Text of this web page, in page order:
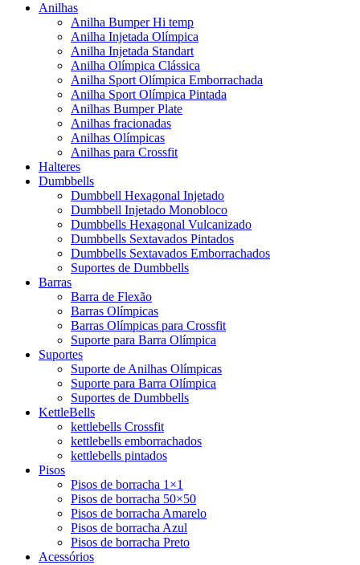
Anilhas
Anilha Bumper Hi temp
Anilha Injetada Olímpica
Anilha Injetada Standart
Anilha Olímpica Clássica
Anilha Sport Olímpica Emborrachada
Anilha Sport Olímpica Pintada
Anilhas Bumper Plate
Anilhas fracionadas
Anilhas Olímpicas
Anilhas para Crossfit
Halteres
Dumbbells
Dumbbell Hexagonal Injetado
Dumbbell Injetado Monobloco
Dumbbells Hexagonal Vulcanizado
Dumbbells Sextavados Pintados
Dumbbells Sextavados Emborrachados
Suportes de Dumbbells
Barras
Barra de Flexão
Barras Olímpicas
Barras Olímpicas para Crossfit
Suporte para Barra Olímpica
Suportes
Suporte de Anilhas Olímpicas
Suporte para Barra Olímpica
Suportes de Dumbbells
KettleBells
kettlebells Crossfit
kettlebells emborrachados
kettlebells pintados
Pisos
Pisos de borracha 1×1
Pisos de borracha 50×50
Pisos de borracha Amarelo
Pisos de borracha Azul
Pisos de borracha Preto
Acessórios